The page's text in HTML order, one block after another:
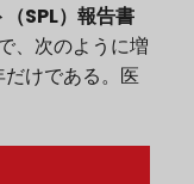
SPL）報告書
、次のように増
だけである。医